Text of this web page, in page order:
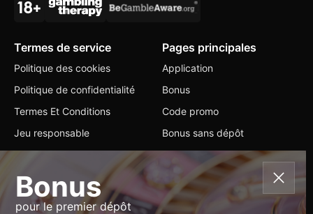
Bonus
pour le premier dépôt
Termes de service
Politique des cookies
Politique de confidentialité
Termes Et Conditions
Jeu responsable
Pages principales
Application
Bonus
Code promo
Bonus sans dépôt
+356 20 796149
info@dreamzcasino.io